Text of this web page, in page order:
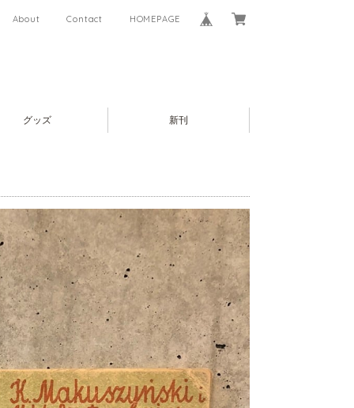
About Contact HOMEPAGE
グッズ 新刊